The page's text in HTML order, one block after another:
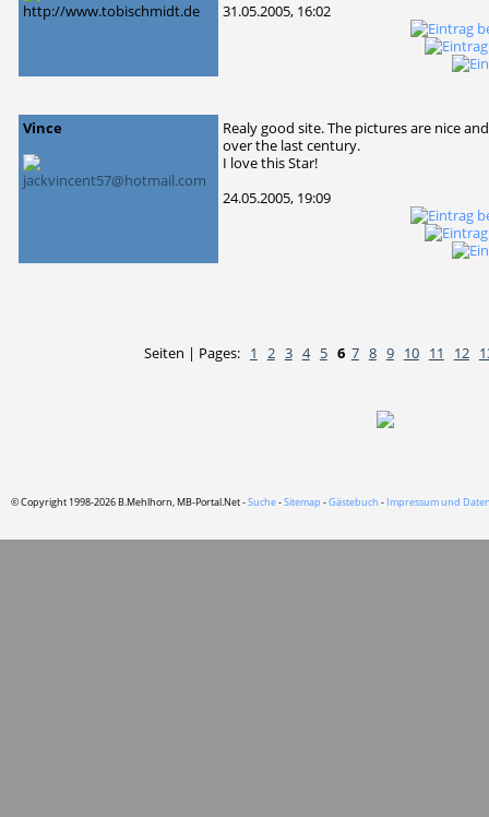
31.05.2005, 16:02
Vince
Realy good site. The pictures are nice
over the last century.
I love this Star!
24.05.2005, 19:09
Seiten | Pages: 1 2 3 4 5 6 7 8 9 10 11 12
© Copyright 1998-2026 B.Mehlhorn, MB-Portal.Net -Suche-Sitemap -Gästebuch - Impressum und